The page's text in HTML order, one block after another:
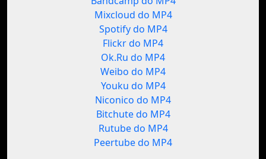
Mixcloud do MP4
Spotify do MP4
Flickr do MP4
Ok.Ru do MP4
Weibo do MP4
Youku do MP4
Niconico do MP4
Bitchute do MP4
Rutube do MP4
Peertube do MP4